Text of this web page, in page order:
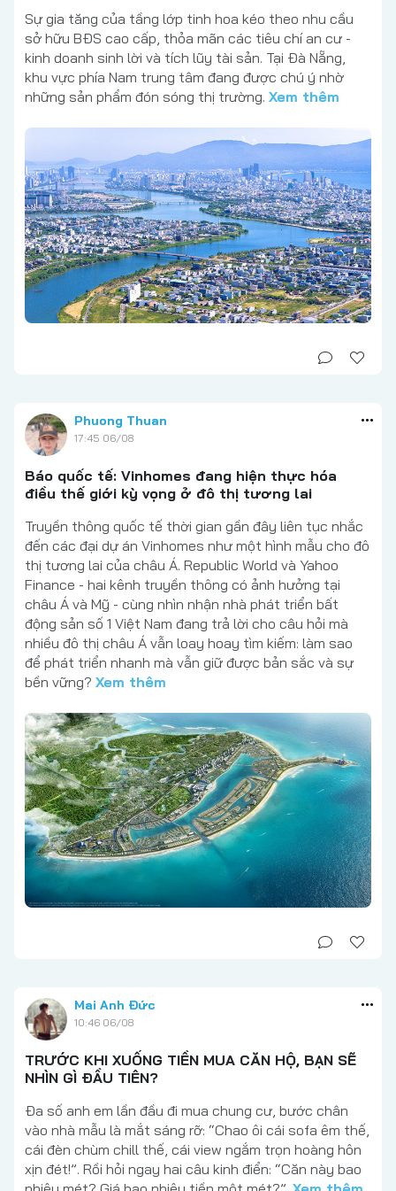
Sự gia tăng của tầng lớp tinh hoa kéo theo nhu cầu
sở hữu BĐS cao cấp, thỏa mãn các tiêu chí an cư -
kinh doanh sinh lời và tích lũy tài sản. Tại Đà Nẵng,
khu vực phía Nam trung tâm đang được chú ý nhờ
những sản phẩm đón sóng thị trường. Xem thêm
Phuong Thuan
17:45 06/08
Báo quốc tế: Vinhomes đang hiện thực hóa
điều thế giới kỳ vọng ở đô thị tương lai
Truyền thông quốc tế thời gian gần đây liên tục nhắc
đến các đại dự án Vinhomes như một hình mẫu cho đô
thị tương lai của châu Á. Republic World và Yahoo
Finance - hai kênh truyền thông có ảnh hưởng tại
châu Á và Mỹ - cùng nhìn nhận nhà phát triển bất
động sản số 1 Việt Nam đang trả lời cho câu hỏi mà
nhiều đô thị châu Á vẫn loay hoay tìm kiếm: làm sao
để phát triển nhanh mà vẫn giữ được bản sắc và sự
bền vững? Xem thêm
Mai Anh Đức
10:46 06/08
TRƯỚC KHI XUỐNG TIỀN MUA CĂN HỘ, BẠN SẼ
NHÌN GÌ ĐẦU TIÊN?
Đa số anh em lần đầu đi mua chung cư, bước chân
vào nhà mẫu là mắt sáng rỡ: “Chao ôi cái sofa êm thế,
cái đèn chùm chill thế, cái view ngắm trọn hoàng hôn
xịn đét!”. Rồi hỏi ngay hai câu kinh điển: “Căn này bao